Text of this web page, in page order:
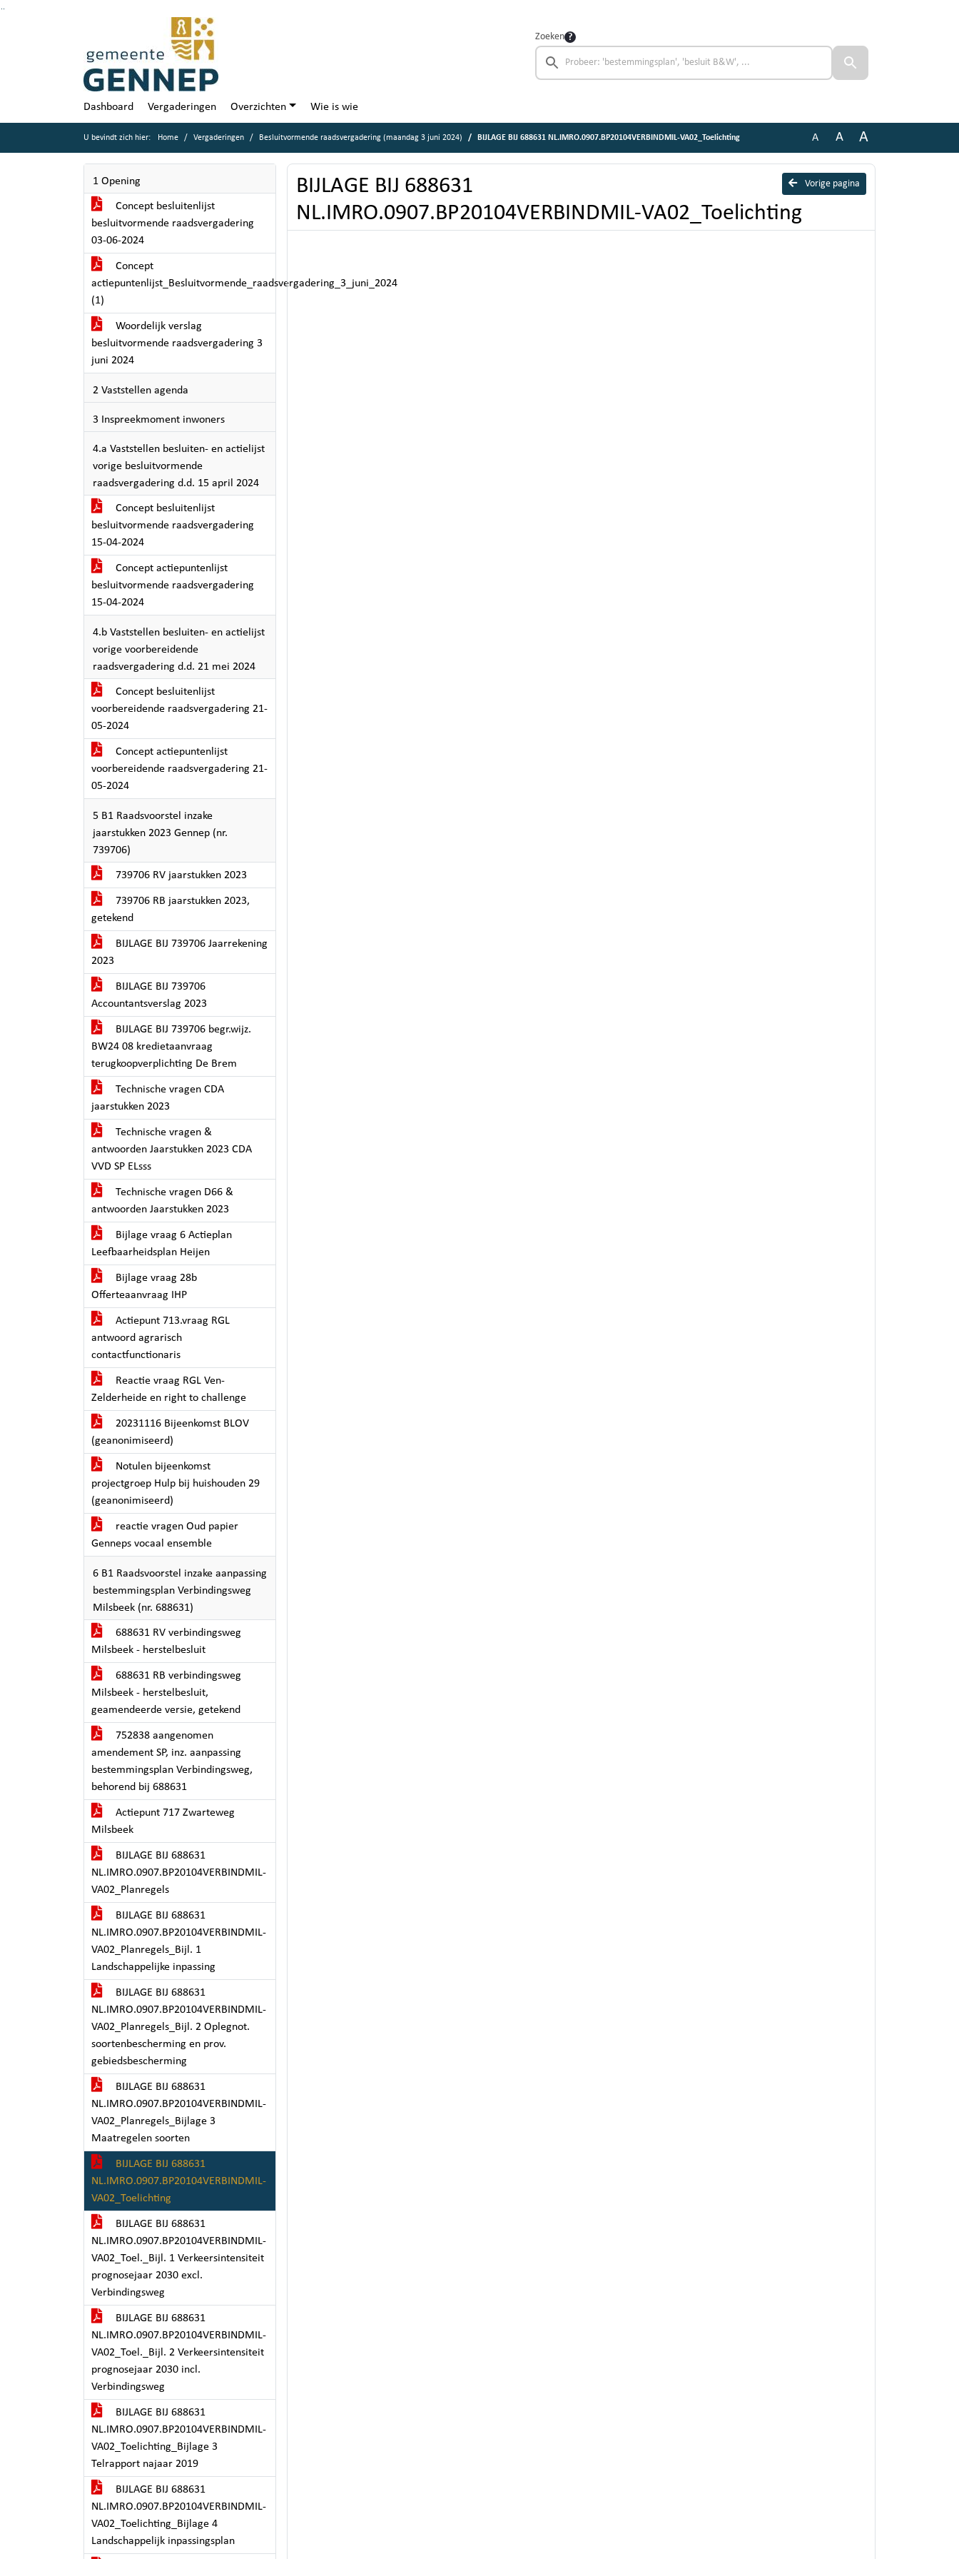
Zoeken
Dashboard Vergaderingen Overzichten Wie is wie
U bevindt zich hier: Home Vergaderingen Besluitvormende raadsvergadering (maandag 3 juni 2024) BIJLAGE BIJ 688631 NL.IMRO.0907.BP20104VERBINDMIL-VA02_Toelichting A A A
1 Opening
Concept besluitenlijst
besluitvormende raadsvergadering
03-06-2024
Concept
actiepuntenlijst_Besluitvormende_raadsvergadering_3_juni_2024
(1)
Woordelijk verslag
besluitvormende raadsvergadering 3
juni 2024
2 Vaststellen agenda
3 Inspreekmoment inwoners
4.a Vaststellen besluiten- en actielijst
vorige besluitvormende
raadsvergadering d.d. 15 april 2024
Concept besluitenlijst
besluitvormende raadsvergadering
15-04-2024
Concept actiepuntenlijst
besluitvormende raadsvergadering
15-04-2024
4.b Vaststellen besluiten- en actielijst
vorige voorbereidende
raadsvergadering d.d. 21 mei 2024
Concept besluitenlijst
voorbereidende raadsvergadering 21-
05-2024
Concept actiepuntenlijst
voorbereidende raadsvergadering 21-
05-2024
5 B1 Raadsvoorstel inzake
jaarstukken 2023 Gennep (nr.
739706)
739706 RV jaarstukken 2023
739706 RB jaarstukken 2023,
getekend
BIJLAGE BIJ 739706 Jaarrekening
2023
BIJLAGE BIJ 739706
Accountantsverslag 2023
BIJLAGE BIJ 739706 begr.wijz.
BW24 08 kredietaanvraag
terugkoopverplichting De Brem
Technische vragen CDA
jaarstukken 2023
Technische vragen &
antwoorden Jaarstukken 2023 CDA
VVD SP ELsss
Technische vragen D66 &
antwoorden Jaarstukken 2023
Bijlage vraag 6 Actieplan
Leefbaarheidsplan Heijen
Bijlage vraag 28b
Offerteaanvraag IHP
Actiepunt 713.vraag RGL
antwoord agrarisch
contactfunctionaris
Reactie vraag RGL Ven-
Zelderheide en right to challenge
20231116 Bijeenkomst BLOV
(geanonimiseerd)
Notulen bijeenkomst
projectgroep Hulp bij huishouden 29
(geanonimiseerd)
reactie vragen Oud papier
Genneps vocaal ensemble
6 B1 Raadsvoorstel inzake aanpassing
bestemmingsplan Verbindingsweg
Milsbeek (nr. 688631)
688631 RV verbindingsweg
Milsbeek - herstelbesluit
688631 RB verbindingsweg
Milsbeek - herstelbesluit,
geamendeerde versie, getekend
752838 aangenomen
amendement SP, inz. aanpassing
bestemmingsplan Verbindingsweg,
behorend bij 688631
Actiepunt 717 Zwarteweg
Milsbeek
BIJLAGE BIJ 688631
NL.IMRO.0907.BP20104VERBINDMIL-
VA02_Planregels
BIJLAGE BIJ 688631
NL.IMRO.0907.BP20104VERBINDMIL-
VA02_Planregels_Bijl. 1
Landschappelijke inpassing
BIJLAGE BIJ 688631
NL.IMRO.0907.BP20104VERBINDMIL-
VA02_Planregels_Bijl. 2 Oplegnot.
soortenbescherming en prov.
gebiedsbescherming
BIJLAGE BIJ 688631
NL.IMRO.0907.BP20104VERBINDMIL-
VA02_Planregels_Bijlage 3
Maatregelen soorten
BIJLAGE BIJ 688631
NL.IMRO.0907.BP20104VERBINDMIL-
VA02_Toelichting
BIJLAGE BIJ 688631
NL.IMRO.0907.BP20104VERBINDMIL-
VA02_Toel._Bijl. 1 Verkeersintensiteit
prognosejaar 2030 excl.
Verbindingsweg
BIJLAGE BIJ 688631
NL.IMRO.0907.BP20104VERBINDMIL-
VA02_Toel._Bijl. 2 Verkeersintensiteit
prognosejaar 2030 incl.
Verbindingsweg
BIJLAGE BIJ 688631
NL.IMRO.0907.BP20104VERBINDMIL-
VA02_Toelichting_Bijlage 3
Telrapport najaar 2019
BIJLAGE BIJ 688631
NL.IMRO.0907.BP20104VERBINDMIL-
VA02_Toelichting_Bijlage 4
Landschappelijk inpassingsplan
Vorige pagina
BIJLAGE BIJ 688631
NL.IMRO.0907.BP20104VERBINDMIL-VA02_Toelichting